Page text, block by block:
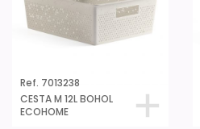
Ref. 7013238
CESTA M 12L BOHOL
ECOHOME